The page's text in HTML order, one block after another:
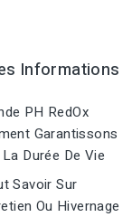
Informations
PH RedOx
Garantissons
Durée De Vie
Savoir Sur
Ou Hivernage